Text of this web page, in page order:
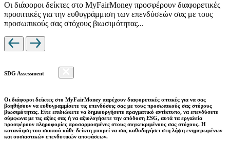
Οι διάφοροι δείκτες στο MyFairMoney προσφέρουν διαφορετικές
προοπτικές για την ευθυγράμμιση των επενδύσεών σας με τους
προσωπικούς σας στόχους βιωσιμότητας...
SDG Assessment
Οι διάφοροι δείκτες στο MyFairMoney παρέχουν διαφορετικές οπτικές για να σας
βοηθήσουν να ευθυγραμμίσετε τις επενδύσεις σας με τους προσωπικούς σας στόχους
βιωσιμότητας. Είτε επιδιώκετε να δημιουργήσετε πραγματικό αντίκτυπο, να επενδύσετε
σύμφωνα με τις αξίες σας ή να αξιολογήσετε την απόδοση ESG, αυτά τα εργαλεία
προσφέρουν πληροφορίες προσαρμοσμένες στους συγκεκριμένους σας στόχους. Η
κατανόηση του σκοπού κάθε δείκτη μπορεί να σας καθοδηγήσει στη λήψη ενημερωμένων
και ουσιαστικών επενδυτικών αποφάσεων.